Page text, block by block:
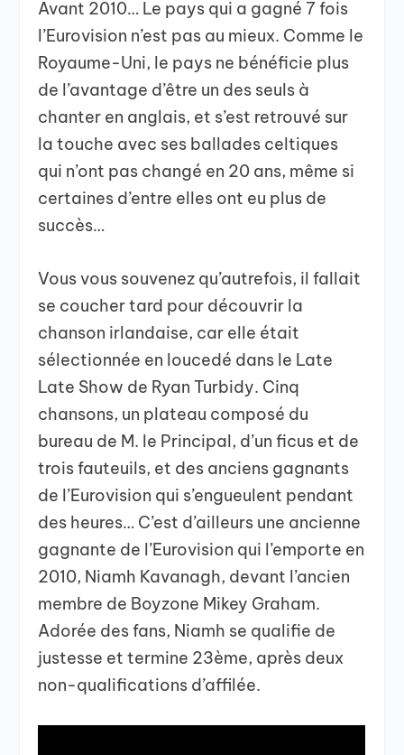
Avant 2010… Le pays qui a gagné 7 fois
l’Eurovision n’est pas au mieux. Comme le
Royaume-Uni, le pays ne bénéficie plus
de l’avantage d’être un des seuls à
chanter en anglais, et s’est retrouvé sur
la touche avec ses ballades celtiques
qui n’ont pas changé en 20 ans, même si
certaines d’entre elles ont eu plus de
succès…
Vous vous souvenez qu’autrefois, il fallait
se coucher tard pour découvrir la
chanson irlandaise, car elle était
sélectionnée en loucedé dans le Late
Late Show de Ryan Turbidy. Cinq
chansons, un plateau composé du
bureau de M. le Principal, d’un ficus et de
trois fauteuils, et des anciens gagnants
de l’Eurovision qui s’engueulent pendant
des heures… C’est d’ailleurs une ancienne
gagnante de l’Eurovision qui l’emporte en
2010, Niamh Kavanagh, devant l’ancien
membre de Boyzone Mikey Graham.
Adorée des fans, Niamh se qualifie de
justesse et termine 23ème, après deux
non-qualifications d’affilée.